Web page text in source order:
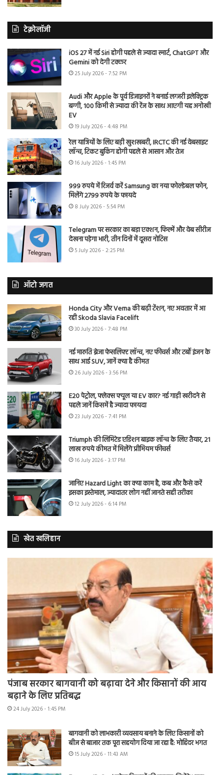
टेक्नोलॉजी
iOS 27 में नई Siri होगी पहले से ज्यादा स्मार्ट, ChatGPT और
Gemini को देगी टक्कर
25 July 2026 - 7:52 PM
Audi और Apple के पूर्व डिजाइनरों ने बनाई लग्जरी इलेक्ट्रिक
बग्गी, 100 किमी से ज्यादा की रेंज के साथ आएगी यह अनोखी
EV
19 July 2026 - 4:48 PM
रेल यात्रियों के लिए बड़ी खुशखबरी, IRCTC की नई वेबसाइट
लॉन्च, टिकट बुकिंग होगी पहले से आसान और तेज
16 July 2026 - 1:45 PM
999 रुपये में रिजर्व करें Samsung का नया फोल्डेबल फोन,
मिलेंगे 2799 रुपये के फायदे
8 July 2026 - 5:54 PM
Telegram पर सरकार का बड़ा एक्शन, फिल्में और वेब सीरीज
देखना पड़ेगा भारी, तीन दिनों में दूसरा नोटिस
5 July 2026 - 2:25 PM
ऑटो जगत
Honda City और Verna की बढ़ी टेंशन, नए अवतार में आ
रही Skoda Slavia Facelift
30 July 2026 - 7:48 PM
नई मारुति ब्रेजा फेसलिफ्ट लॉन्च, नए फीचर्स और टर्बो इंजन के
साथ आई SUV, जानें क्या है कीमत
26 July 2026 - 3:56 PM
E20 पेट्रोल, फ्लेक्स फ्यूल या EV कार? नई गाड़ी खरीदने से
पहले जानें किसमें है ज्यादा फायदा
23 July 2026 - 7:41 PM
Triumph की लिमिटेड एडिशन बाइक लॉन्च के लिए तैयार, 21
लाख रुपये कीमत में मिलेंगे प्रीमियम फीचर्स
16 July 2026 - 3:17 PM
जानिए Hazard Light का क्या काम है, कब और कैसे करें
इसका इस्तेमाल, ज्यादातर लोग नहीं जानते सही तरीका
12 July 2026 - 6:14 PM
खेत खलिहान
पंजाब सरकार बागवानी को बढ़ावा देने और किसानों की आय
बढ़ाने के लिए प्रतिबद्ध
24 July 2026 - 1:45 PM
बागवानी को लाभकारी व्यवसाय बनाने के लिए किसानों को
बीज से बाजार तक पूरा सहयोग दिया जा रहा है: मोहिंदर भगत
15 July 2026 - 11:43 AM